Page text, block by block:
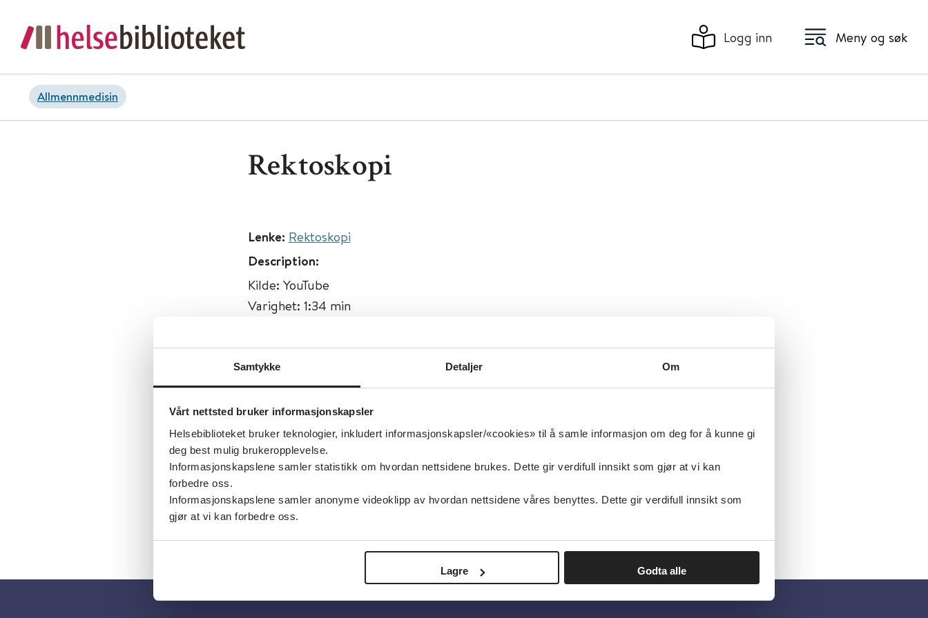
Samtykke Detaljer Om
Vårt nettsted bruker informasjonskapsler
Helsebiblioteket bruker teknologier, inkludert informasjonskapsler/«cookies» til å samle informasjon om deg for å kunne gi
deg best mulig brukeropplevelse.
Informasjonskapslene samler statistikk om hvordan nettsidene brukes. Dette gir verdifull innsikt som gjør at vi kan
forbedre oss.
Informasjonskapslene samler anonyme videoklipp av hvordan nettsidene våres benyttes. Dette gir verdifull innsikt som
gjør at vi kan forbedre oss.
Lagre Godta alle
Logg inn Meny og søk
Allmennmedisin
Rektoskopi
Lenke: Rektoskopi
Description:
Kilde: YouTube
Varighet: 1:34 min
Sist faglig oppdatert:
Tema:Allmennmedisin
Emner:Mage og tarm
Dokumenttype: Videoer
Språk:Norsk